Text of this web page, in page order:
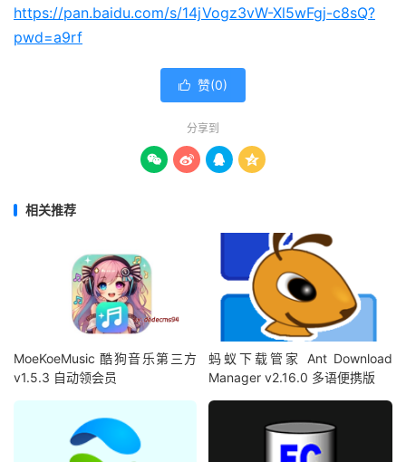
https://pan.baidu.com/s/14jVogz3vW-Xl5wFgj-c8sQ?
pwd=a9rf
 赞(0)
分享到
   
相关推荐
MoeKoeMusic 酷狗音乐第三方
v1.5.3 自动领会员
蚂蚁下载管家 Ant Download
Manager v2.16.0 多语便携版